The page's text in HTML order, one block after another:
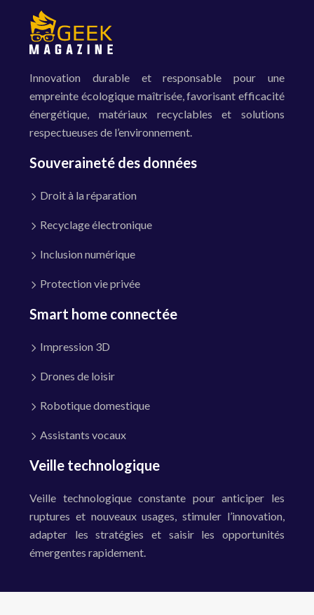
Innovation durable et responsable pour une
empreinte écologique maîtrisée, favorisant efficacité
énergétique, matériaux recyclables et solutions
respectueuses de l’environnement.
Souveraineté des données
Droit à la réparation
Recyclage électronique
Inclusion numérique
Protection vie privée
Smart home connectée
Impression 3D
Drones de loisir
Robotique domestique
Assistants vocaux
Veille technologique
Veille technologique constante pour anticiper les
ruptures et nouveaux usages, stimuler l’innovation,
adapter les stratégies et saisir les opportunités
émergentes rapidement.